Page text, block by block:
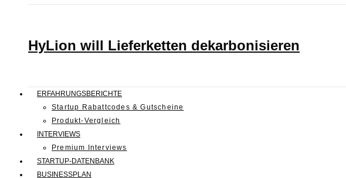
HyLion will Lieferketten dekarbonisieren
ERFAHRUNGSBERICHTE
Startup Rabattcodes & Gutscheine
Produkt-Vergleich
INTERVIEWS
Premium Interviews
STARTUP-DATENBANK
BUSINESSPLAN